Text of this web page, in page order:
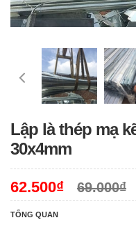
Lập là thép mạ
30x4mm
62.500₫ 69.000₫
TỔNG QUAN